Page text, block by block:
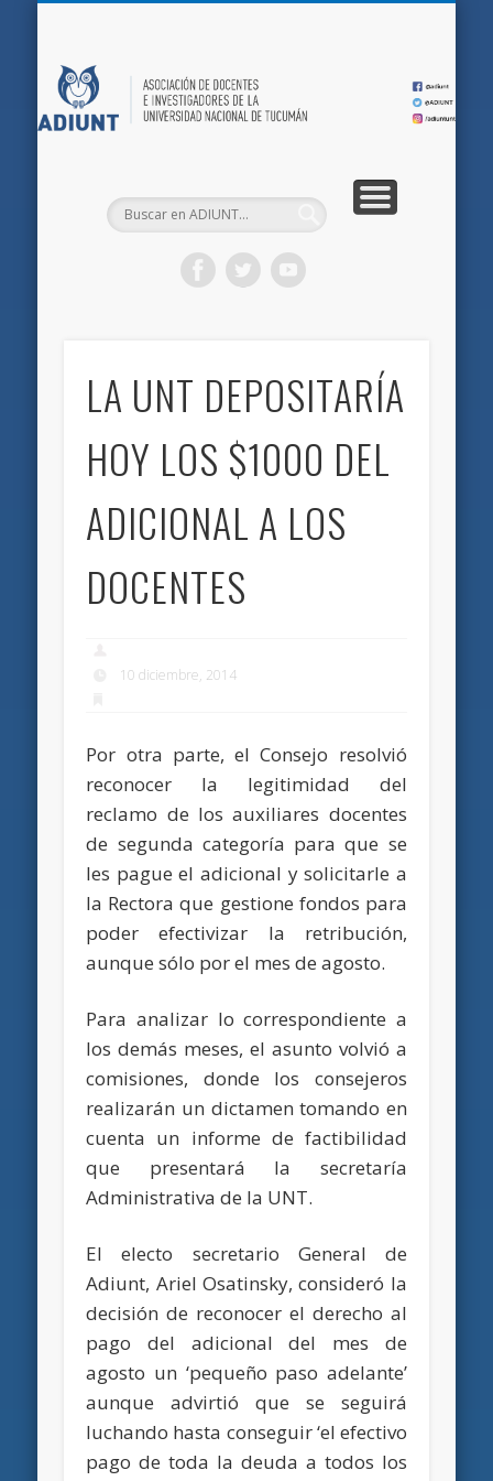
LA UNT DEPOSITARÍA
HOY LOS $1000 DEL
ADICIONAL A LOS
DOCENTES
10 diciembre, 2014
Por otra parte, el Consejo resolvió
reconocer la legitimidad del
reclamo de los auxiliares docentes
de segunda categoría para que se
les pague el adicional y solicitarle a
la Rectora que gestione fondos para
poder efectivizar la retribución,
aunque sólo por el mes de agosto.
Para analizar lo correspondiente a
los demás meses, el asunto volvió a
comisiones, donde los consejeros
realizarán un dictamen tomando en
cuenta un informe de factibilidad
que presentará la secretaría
Administrativa de la UNT.
El electo secretario General de
Adiunt, Ariel Osatinsky, consideró la
decisión de reconocer el derecho al
pago del adicional del mes de
agosto un ‘pequeño paso adelante’
aunque advirtió que se seguirá
luchando hasta conseguir ‘el efectivo
pago de toda la deuda a todos los